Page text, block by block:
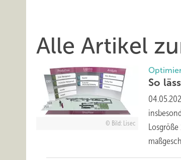
Alle Artikel
Bild: Lisec
So